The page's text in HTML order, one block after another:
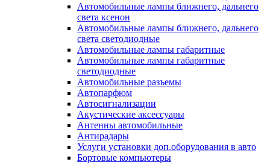
Автомобильные лампы ближнего, дальнего
света ксенон
Автомобильные лампы ближнего, дальнего
света светодиодные
Автомобильные лампы габаритные
Автомобильные лампы габаритные
светодиодные
Автомобильные разъемы
Автопарфюм
Автосигнализации
Акустические аксессуары
Антенны автомобильные
Антирадары
Услуги установки доп.оборудования в авто
Бортовые компьютеры